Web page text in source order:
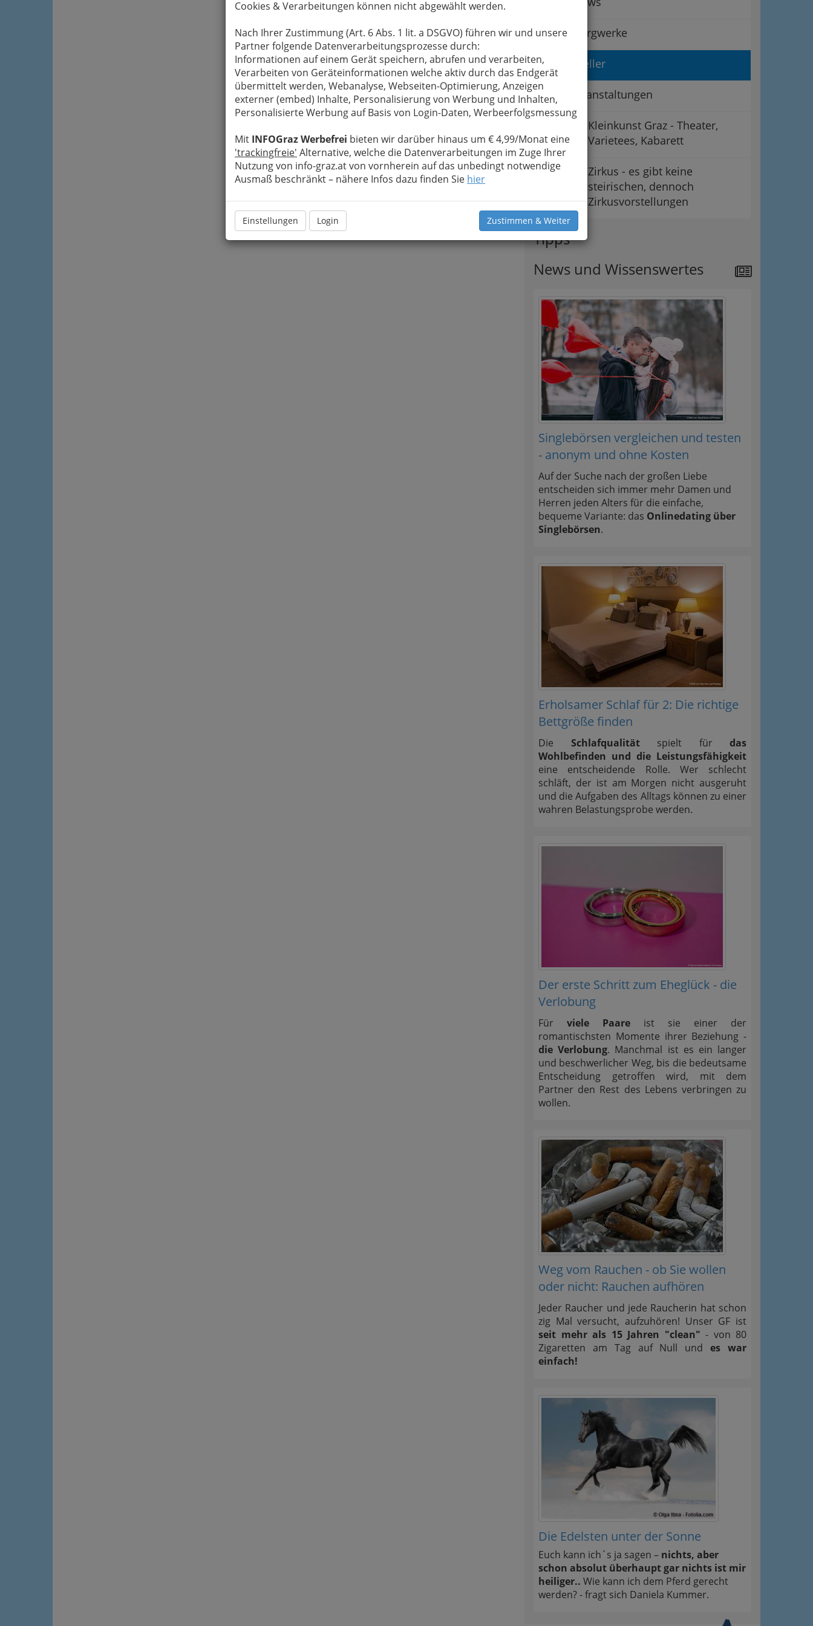
Cookies & Verarbeitungen können nicht abgewählt werden.
Nach Ihrer Zustimmung (Art. 6 Abs. 1 lit. a DSGVO) führen wir und unsere
Partner folgende Datenverarbeitungsprozesse durch:
Informationen auf einem Gerät speichern, abrufen und verarbeiten,
Verarbeiten von Geräteinformationen welche aktiv durch das Endgerät
übermittelt werden, Webanalyse, Webseiten-Optimierung, Anzeigen
externer (embed) Inhalte, Personalisierung von Werbung und Inhalten,
Personalisierte Werbung auf Basis von Login-Daten, Werbeerfolgsmessung
Mit INFOGraz Werbefrei bieten wir darüber hinaus um € 4,99/Monat eine
'trackingfreie' Alternative, welche die Datenverarbeitungen im Zuge Ihrer
Nutzung von info-graz.at von vornherein auf das unbedingt notwendige
Ausmaß beschränkt – nähere Infos dazu finden Sie hier
Einstellungen Login Zustimmen & Weiter
Schaubergwerke
Schausteller
Sportveranstaltungen
Kleinkunst Graz - Theater,
Varietees, Kabarett
Zirkus - es gibt keine
steirischen, dennoch
Zirkusvorstellungen
Tipps
News und Wissenswertes
Singlebörsen vergleichen und testen
- anonym und ohne Kosten
Auf der Suche nach der großen Liebe
entscheiden sich immer mehr Damen und
Herren jeden Alters für die einfache,
bequeme Variante: das Onlinedating über
Singlebörsen.
Erholsamer Schlaf für 2: Die richtige
Bettgröße finden
Die Schlafqualitätspielt für das
Wohlbefinden und die Leistungsfähigkeit
eine entscheidende Rolle. Wer schlecht
schläft, der ist am Morgen nicht ausgeruht
und die Aufgaben des Alltags können zu einer
wahren Belastungsprobe werden.
Der erste Schritt zum Eheglück - die
Verlobung
Für viele Paare ist sie einer der
romantischsten Momente ihrer Beziehung -
die Verlobung. Manchmal ist es ein langer
und beschwerlicher Weg, bis die bedeutsame
Entscheidung getroffen wird, mit dem
Partner den Rest des Lebens verbringen zu
wollen.
Weg vom Rauchen - ob Sie wollen
oder nicht: Rauchen aufhören
Jeder Raucher und jede Raucherin hat schon
zig Mal versucht, aufzuhören! Unser GF ist
seit mehr als 15 Jahren "clean" - von 80
Zigaretten am Tag auf Null undes war
einfach!
Die Edelsten unter der Sonne
Euch kann ich´s ja sagen – nichts, aber
schon absolut überhaupt gar nichts ist mir
heiliger.. Wie kann ich dem Pferd gerecht
werden? - fragt sich Daniela Kummer.